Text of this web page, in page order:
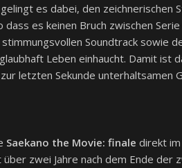
es dabei, den zeichnerischen
es keinen Bruch zwischen
Soundtrack sowie
Leben einhaucht. Damit ist
letzten Sekunde unterhaltsamen
Saekano the Movie: finale direkt im
zwei Jahre nach dem Ende der